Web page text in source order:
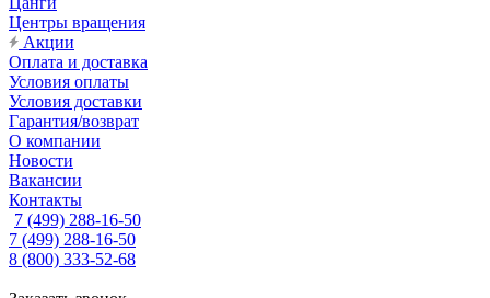
Центры вращения
Акции
Оплата и доставка
Условия оплаты
Условия доставки
Гарантия/возврат
О компании
Новости
Вакансии
Контакты
7 (499) 288-16-50
7 (499) 288-16-50
8 (800) 333-52-68